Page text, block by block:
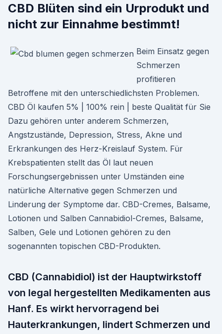
CBD Blüten sind ein Urprodukt und
nicht zur Einnahme bestimmt!
Beim Einsatz gegen
Schmerzen
profitieren
Betroffene mit den unterschiedlichsten Problemen.
CBD Öl kaufen 5% | 100% rein | beste Qualität für Sie
Dazu gehören unter anderem Schmerzen,
Angstzustände, Depression, Stress, Akne und
Erkrankungen des Herz-Kreislauf System. Für
Krebspatienten stellt das Öl laut neuen
Forschungsergebnissen unter Umständen eine
natürliche Alternative gegen Schmerzen und
Linderung der Symptome dar. CBD-Cremes, Balsame,
Lotionen und Salben Cannabidiol-Cremes, Balsame,
Salben, Gele und Lotionen gehören zu den
sogenannten topischen CBD-Produkten.
CBD (Cannabidiol) ist der Hauptwirkstoff
von legal hergestellten Medikamenten aus
Hanf. Es wirkt hervorragend bei
Hauterkrankungen, lindert Schmerzen und